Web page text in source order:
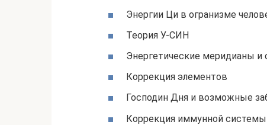
Энергии Ци в огранизме
Теория У-СИН
Энергетические меридианы и
Коррекция элементов
Господин Дня и возможные
Коррекция иммунной